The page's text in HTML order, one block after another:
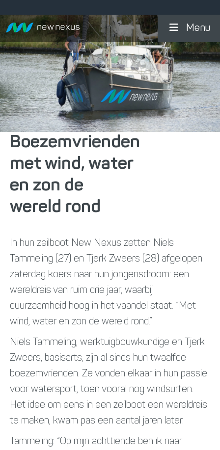
Menu
Boezemvrienden
met wind, water
en zon de
wereld rond
In hun zeilboot New Nexus zetten Niels
Tammeling (27) en Tjerk Zweers (28) afgelopen
zaterdag koers naar hun jongensdroom: een
wereldreis van ruim drie jaar, waarbij
duurzaamheid hoog in het vaandel staat. “Met
wind, water en zon de wereld rond.”
Niels Tammeling, werktuigbouwkundige en Tjerk
Zweers, basisarts, zijn al sinds hun twaalfde
boezemvrienden. Ze vonden elkaar in hun passie
voor watersport, toen vooral nog windsurfen.
Het idee om eens in een zeilboot een wereldreis
te maken, kwam pas een aantal jaren later.
Tammeling: “Op mijn achttiende ben ik naar